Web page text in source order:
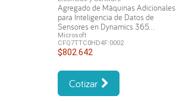
Agregado de Máquinas Adicionales
para Inteligencia de Datos de
Sensores en Dynamics 365...
Microsoft
CFQ7TTC0HD4F:0002
$802.642
Cotizar